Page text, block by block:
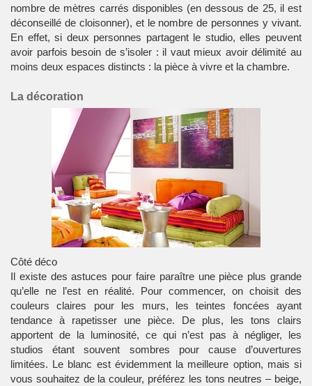
nombre de mètres carrés disponibles (en dessous de 25, il est
déconseillé de cloisonner), et le nombre de personnes y vivant.
En effet, si deux personnes partagent le studio, elles peuvent
avoir parfois besoin de s’isoler : il vaut mieux avoir délimité au
moins deux espaces distincts : la pièce à vivre et la chambre.
La décoration
Côté déco
Il existe des astuces pour faire paraître une pièce plus grande
qu’elle ne l’est en réalité. Pour commencer, on choisit des
couleurs claires pour les murs, les teintes foncées ayant
tendance à rapetisser une pièce. De plus, les tons clairs
apportent de la luminosité, ce qui n’est pas à négliger, les
studios étant souvent sombres pour cause d’ouvertures
limitées. Le blanc est évidemment la meilleure option, mais si
vous souhaitez de la couleur, préférez les tons neutres – beige,